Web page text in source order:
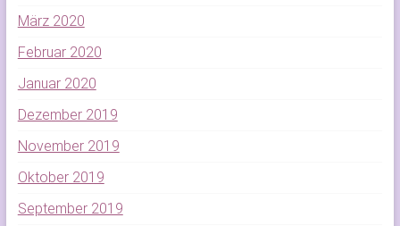
März 2020
Februar 2020
Januar 2020
Dezember 2019
November 2019
Oktober 2019
September 2019